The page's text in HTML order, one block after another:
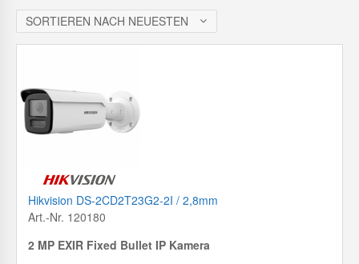
SORTIEREN NACH NEUESTEN
Hikvision DS-2CD2T23G2-2I / 2,8mm
Art.-Nr. 120180
2 MP EXIR Fixed Bullet IP Kamera